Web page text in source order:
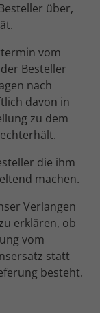
über,
vom
Besteller
nach
davon in
zu dem
die ihm
machen.
Verlangen
erklären, ob
vom
statt
besteht.